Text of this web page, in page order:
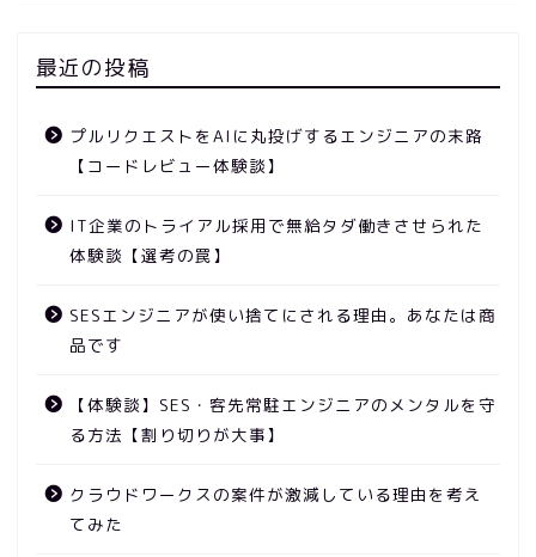
最近の投稿
プルリクエストをAIに丸投げするエンジニアの末路
【コードレビュー体験談】
IT企業のトライアル採用で無給タダ働きさせられた
体験談【選考の罠】
SESエンジニアが使い捨てにされる理由。あなたは商
品です
【体験談】SES・客先常駐エンジニアのメンタルを守
る方法【割り切りが大事】
クラウドワークスの案件が激減している理由を考え
てみた